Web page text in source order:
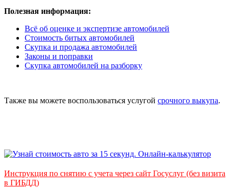
Полезная информация:
Всё об оценке и экспертизе автомобилей
Стоимость битых автомобилей
Скупка и продажа автомобилей
Законы и поправки
Скупка автомобилей на разборку
Также вы можете воспользоваться услугой срочного выкупа.
Инструкция по снятию с учета через сайт Госуслуг (без визита
в ГИБДД)